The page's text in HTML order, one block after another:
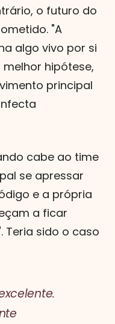
o futuro do
"A
algo vivo por si
hipótese,
principal
cabe ao time
se apressar
e a própria
a ficar
Teria sido o caso